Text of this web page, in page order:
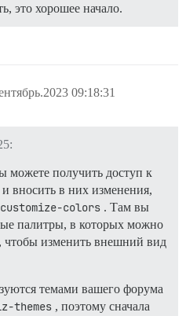
это хорошее начало.
09:18:31
можете получить доступ к
вносить в них изменения,
colors . Там вы
палитры, в которых можно
чтобы изменить внешний вид
темами вашего форума
themes , поэтому сначала